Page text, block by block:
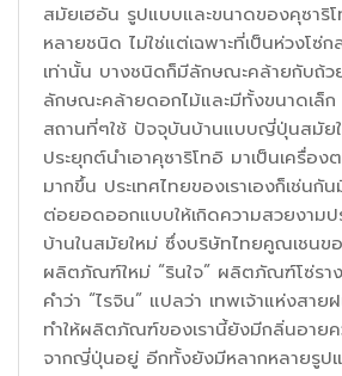
สมัยเฮอัน รูปแบบและขนาดของคุซาริ
หลายชนิด ไม่ใช่แต่เฉพาะที่เป็นห่วงโ
เท่านั้น บางชนิดก็มีลักษณะคล้ายกับถ้
ลักษณะคล้ายดอกไม้และมีทั้งขนาดเล็
สถานที่ๆใช้ ปัจจุบันบ้านแบบญี่ปุ่นสมัยใ
ประยุกต์นำเอาคุซาริโทอิ มาเป็นเครื่อ
มากขึ้น ประเทศไทยของเราเองก็เช่นกั
ต่อยอดออกแบบให้เกิดความสวยงามป
บ้านในสมัยใหม่ ซึ่งบริษัทไทยคูณเชนข
ผลิตภัณฑ์ใหม่ “รินใจ” ผลิตภัณฑ์โซ่รา
คำว่า “ไรจิน” แปลว่า เทพเจ้าแห่งสา
ทำให้ผลิตภัณฑ์ของเรานี้ยังมีกลิ่นอายค
จากญี่ปุ่นอยู่ อีกทั้งยังมีหลากหลายรูป